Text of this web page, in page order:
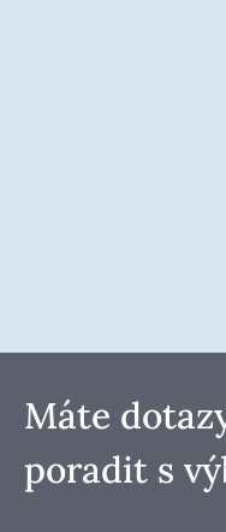
Máte
poradit s